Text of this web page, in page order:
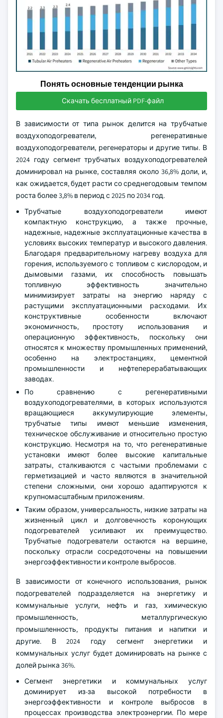
Понять основные тенденции рынка
Скачать бесплатный PDF-файл
В зависимости от типа рынок делится на трубчатые
воздухоподогреватели, регенеративные
воздухоподогреватели, регенераторы и другие типы. В
2024 году сегмент трубчатых воздухоподогревателей
доминировал на рынке, составляя около 36,8% доли, и,
как ожидается, будет расти со среднегодовым темпом
роста более 3,8% в период с 2025 по 2034 год.
Трубчатые воздухоподогреватели имеют
компактную конструкцию, а также прочные,
надежные, надежные эксплуатационные качества в
условиях высоких температур и высокого давления.
Благодаря предварительному нагреву воздуха для
горения, используемого с топливом с кислородом, и
дымовыми газами, их способность повышать
топливную эффективность значительно
минимизирует затраты на энергию наряду с
растущими эксплуатационными расходами. Их
конструктивные особенности включают
экономичность, простоту использования и
операционную эффективность, поскольку они
относятся к множеству промышленных применений,
особенно на электростанциях, цементной
промышленности и нефтеперерабатывающих
заводах.
По сравнению с регенеративными
воздухоподогревателями, в которых используются
вращающиеся аккумулирующие элементы,
трубчатые типы имеют меньшие изменения,
техническое обслуживание и относительно простую
конструкцию. Несмотря на то, что регенеративные
установки имеют более высокие капитальные
затраты, сталкиваются с частыми проблемами с
герметизацией и часто являются в значительной
степени сложными, они хорошо адаптируются к
крупномасштабным приложениям.
Таким образом, универсальность, низкие затраты на
жизненный цикл и долговечность коронующих
подогревателей усиливают их преимущество.
Трубчатые подогреватели остаются на вершине,
поскольку отрасли сосредоточены на повышении
энергоэффективности и контроле выбросов.
В зависимости от конечного использования, рынок
подогревателей подразделяется на энергетику и
коммунальные услуги, нефть и газ, химическую
промышленность, металлургическую
промышленность, продукты питания и напитки и
другие. В 2024 году сегмент энергетики и
коммунальных услуг будет доминировать на рынке с
долей рынка 36%.
Сегмент энергетики и коммунальных услуг
доминирует из-за высокой потребности в
энергоэффективности и контроле выбросов в
процессах производства электроэнергии. По мере